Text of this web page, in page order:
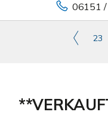
06151
23